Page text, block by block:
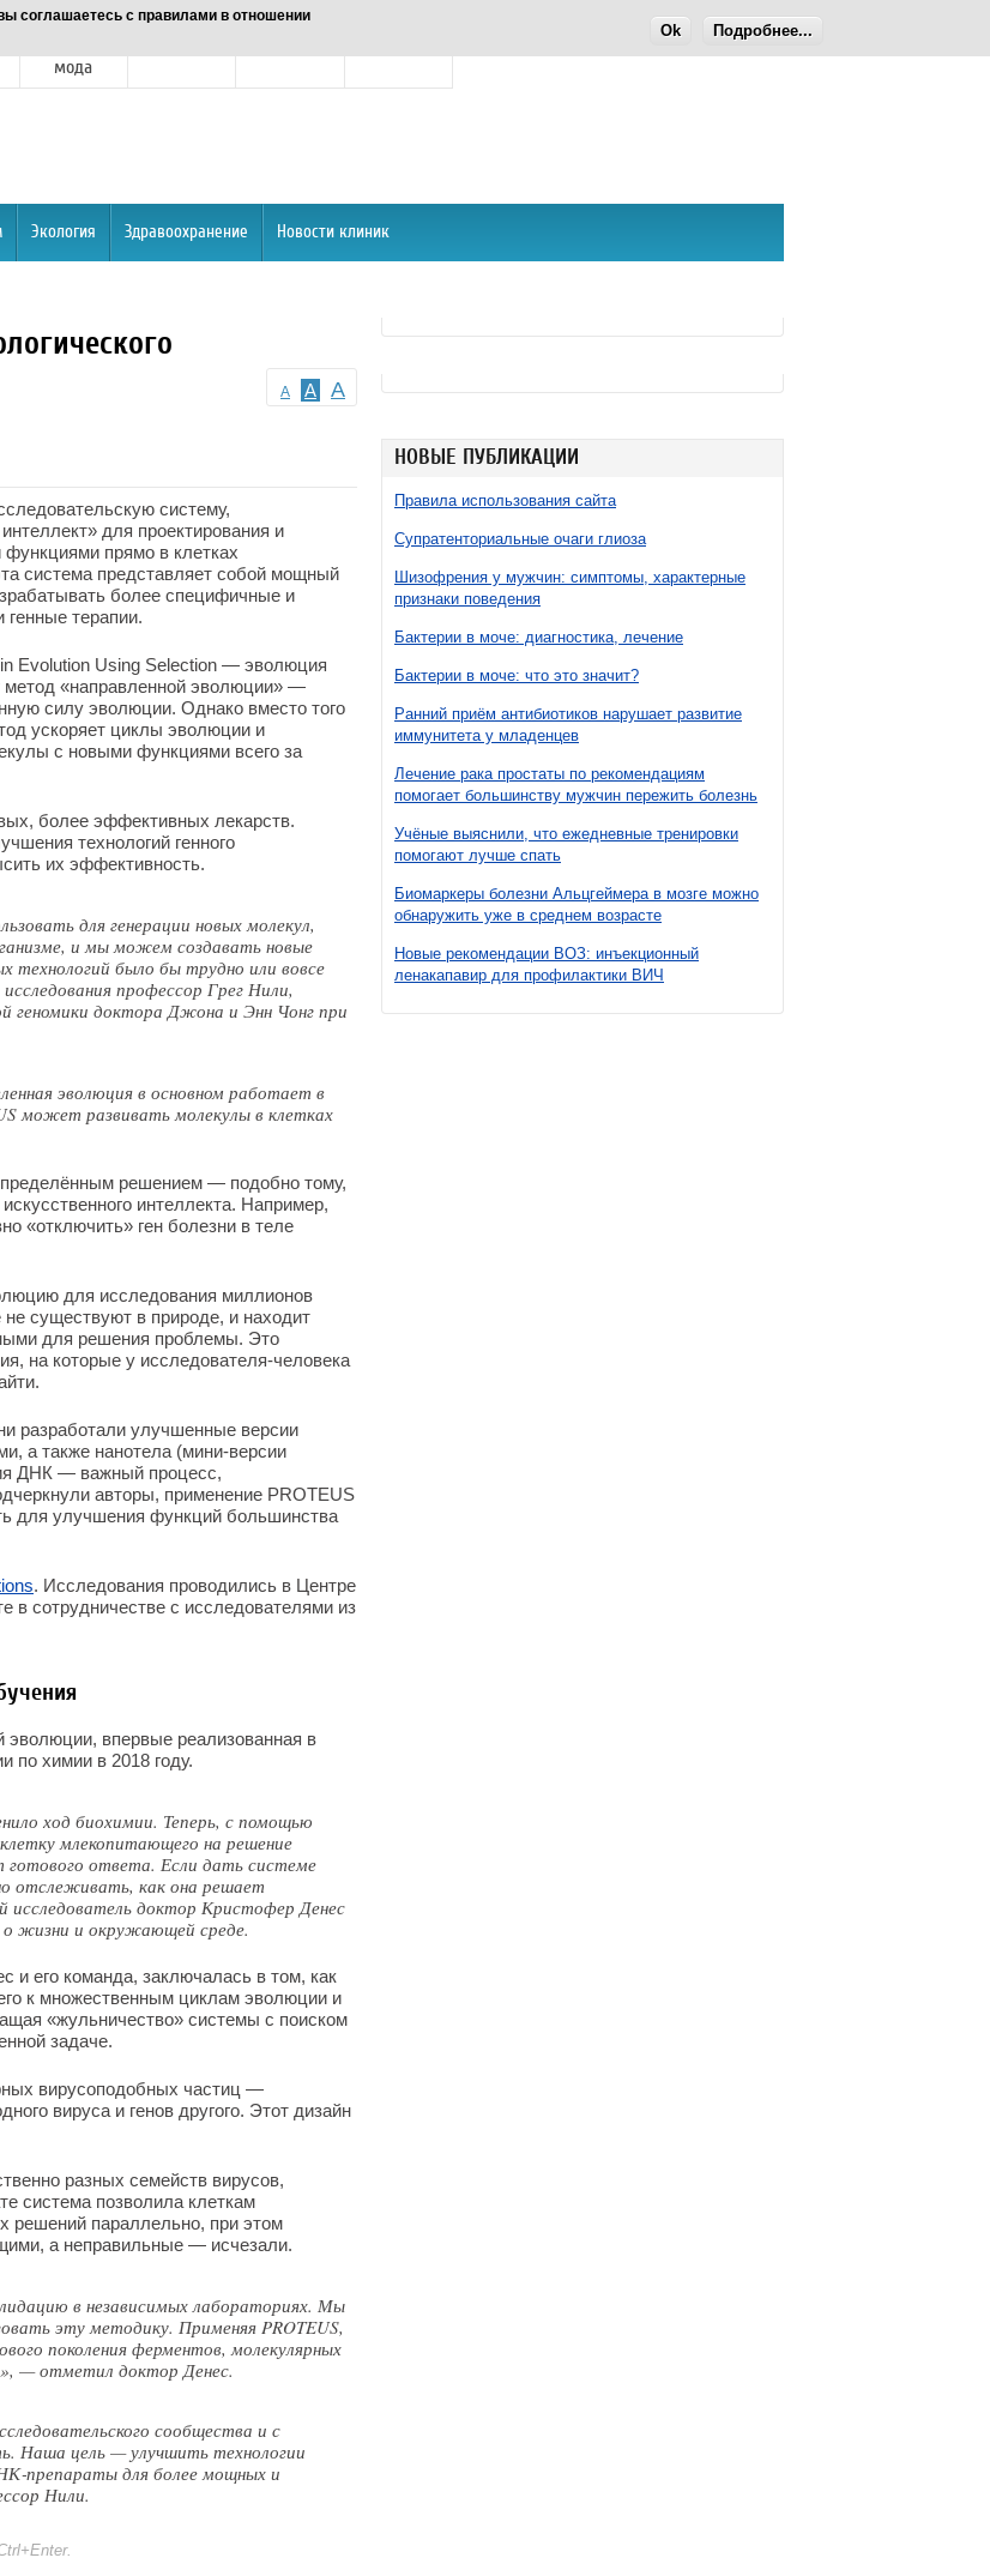
соглашаетесь с правилами в отношении
Ok Подробнее...
мода
Экология Здравоохранение Новости клиник
НОВЫЕ ПУБЛИКАЦИИ
Правила использования сайта
Супратенториальные очаги глиоза
Шизофрения у мужчин: симптомы, характерные
признаки поведения
Бактерии в моче: диагностика, лечение
Бактерии в моче: что это значит?
Ранний приём антибиотиков нарушает развитие
иммунитета у младенцев
Лечение рака простаты по рекомендациям
помогает большинству мужчин пережить болезнь
Учёные выяснили, что ежедневные тренировки
помогают лучше спать
Биомаркеры болезни Альцгеймера в мозге можно
обнаружить уже в среднем возрасте
Новые рекомендации ВОЗ: инъекционный
ленакапавир для профилактики ВИЧ
A A A
систему,
для проектирования и
прямо в клетках
система представляет собой мощный
более специфичные и
терапии.
Evolution Using Selection — эволюция
метод «направленной эволюции» —
силу эволюции. Однако вместо того
ускоряет циклы эволюции и
с новыми функциями всего за
более эффективных лекарств.
технологий генного
их эффективность.
для генерации новых молекул,
и мы можем создавать новые
технологий было бы трудно или вовсе
профессор Грег Нили,
геномики доктора Джона и Энн Чонг при
эволюция в основном работает в
может развивать молекулы в клетках
решением — подобно тому,
интеллекта. Например,
«отключить» ген болезни в теле
для исследования миллионов
существуют в природе, и находит
для решения проблемы. Это
на которые у исследователя‑человека
разработали улучшенные версии
а также нанотела (мини‑версии
ДНК — важный процесс,
авторы, применение PROTEUS
для улучшения функций большинства
. Исследования проводились в Центре
в сотрудничестве с исследователями из
эволюции, впервые реализованная в
по химии в 2018 году.
ход биохимии. Теперь, с помощью
млекопитающего на решение
готового ответа. Если дать системе
отслеживать, как она решает
исследователь доктор Кристофер Денес
жизни и окружающей среде.
и его команда, заключалась в том, как
к множественным циклам эволюции и
«жульничество» системы с поиском
задаче.
вирусоподобных частиц —
вируса и генов другого. Этот дизайн
разных семейств вирусов,
система позволила клеткам
решений параллельно, при этом
а неправильные — исчезали.
в независимых лабораториях. Мы
эту методику. Применяя PROTEUS,
поколения ферментов, молекулярных
— отметил доктор Денес.
сообщества и с
Наша цель — улучшить технологии
для более мощных и
Нили.